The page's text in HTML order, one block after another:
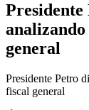
Presidente
general
Presidente Petro
fiscal general